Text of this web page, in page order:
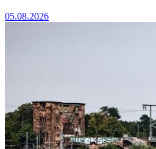
05.08.2026